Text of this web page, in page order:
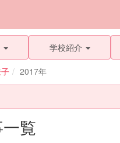
学校紹介
2017年
覧